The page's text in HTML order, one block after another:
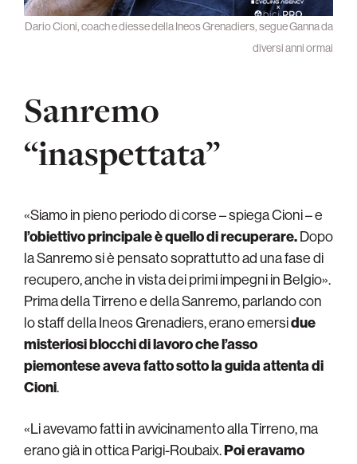
Dario Cioni, coach e diesse della Ineos Grenadiers, segue Ganna da
diversi anni ormai
Sanremo
“inaspettata”
«Siamo in pieno periodo di corse – spiega Cioni – e
l’obiettivo principale è quello di recuperare.Dopo
la Sanremo si è pensato soprattutto ad una fase di
recupero, anche in vista dei primi impegni in Belgio».
Prima della Tirreno e della Sanremo, parlando con
lo staff della Ineos Grenadiers, erano emersidue
misteriosi blocchi di lavoro che l’asso
piemontese aveva fatto sotto la guida attenta di
Cioni.
«Li avevamo fatti in avvicinamento alla Tirreno, ma
erano già in ottica Parigi-Roubaix.Poi eravamo